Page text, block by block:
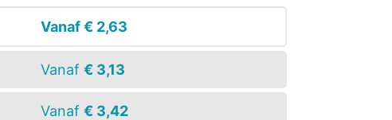
Vanaf€ 2,63
Vanaf€ 3,13
Vanaf€ 3,42